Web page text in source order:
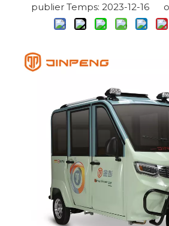
publier Temps: 2023-12-16